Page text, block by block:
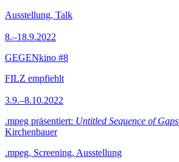
Ausstellung, Talk
8.–18.9.2022
GEGENkino #8
FILZ empfiehlt
3.9.–8.10.2022
.mpeg präsentiert: Untitled Sequence of Gaps
Kirchenbauer
.mpeg, Screening, Ausstellung